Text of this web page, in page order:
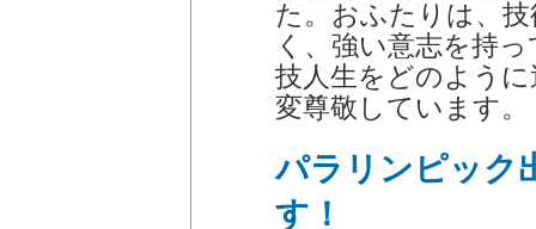
た。おふたりは、
く、強い意志を持
技人生をどのよう
変尊敬しています。
パラリンピック
す！